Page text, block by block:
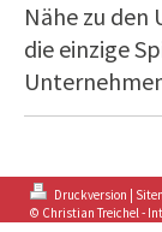
Nähe zu den
die einzige
Druckversion
© Christian Treichel -